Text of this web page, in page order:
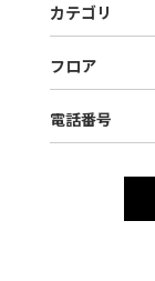
カテゴリ
フロア
電話番号